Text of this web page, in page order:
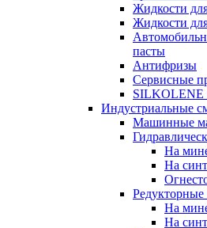
Жидкости
Жидкости
пасты
Антифризы
Сервисные
SILKOLENE
Индустриальные
Машинные
На
На
Редукторные
На
На